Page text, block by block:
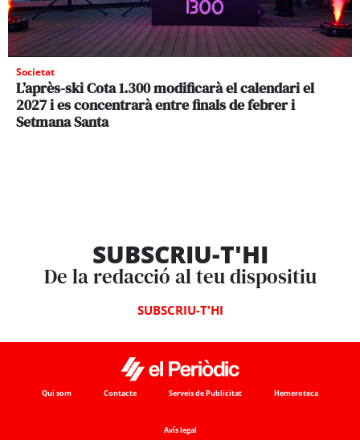
Societat
L’après-ski Cota 1.300 modificarà el calendari el
2027 i es concentrarà entre finals de febrer i
Setmana Santa
SUBSCRIU-T'HI
De la redacció al teu dispositiu
SUBSCRIU-T'HI
Qui som Contacte Serveis de Publicitat Hemeroteca
Avís legal